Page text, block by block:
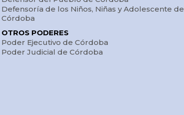
Defensoría de los Niños, Niñas y Adolescente de
Córdoba
OTROS PODERES
Poder Ejecutivo de Córdoba
Poder Judicial de Córdoba